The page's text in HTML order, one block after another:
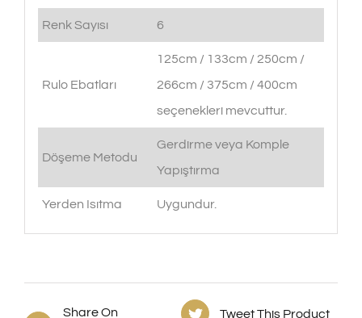
Renk Sayısı 6
Rulo Ebatları
125cm / 133cm / 250cm /
266cm / 375cm / 400cm
seçenekleri mevcuttur.
Döşeme Metodu
Gerdirme veya Komple
Yapıştırma
Yerden Isıtma Uygundur.
Share On
Tweet This Product